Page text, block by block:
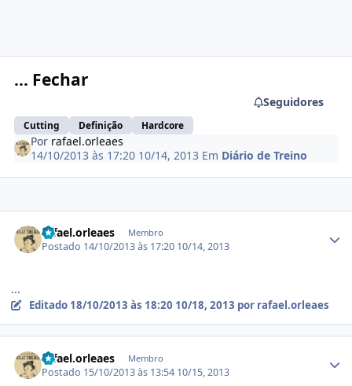
... Fechar
Cutting Definição Hardcore
Seguidores
Por rafael.orleaes
14/10/2013 às 17:20 10/14, 2013 Em Diário de Treino
rafael.orleaes Membro
Postado 14/10/2013 às 17:20 10/14, 2013
...
Editado 18/10/2013 às 18:20 10/18, 2013 por rafael.orleaes
rafael.orleaes Membro
Postado 15/10/2013 às 13:54 10/15, 2013